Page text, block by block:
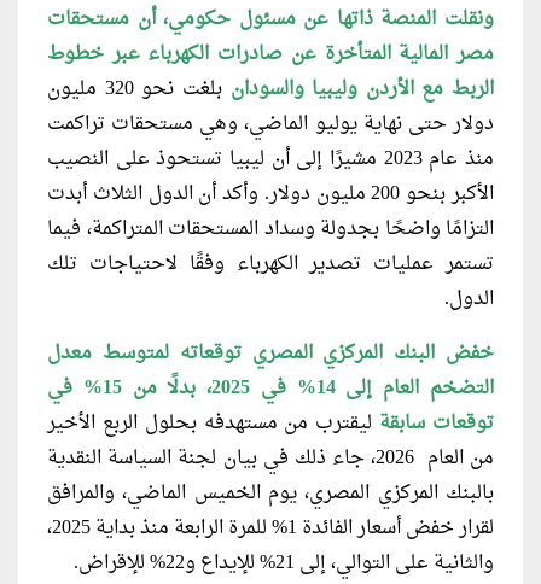
ونقلت المنصة ذاتها عن مسئول حكومي، أن مستحقات
مصر المالية المتأخرة عن صادرات الكهرباء عبر خطوط
الربط مع الأردن وليبيا والسودان
بلغت نحو 320 مليون
دولار حتى نهاية يوليو الماضي، وهي مستحقات تراكمت
منذ عام 2023 مشيرًا إلى أن ليبيا تستحوذ على النصيب
الأكبر بنحو 200 مليون دولار. وأكد أن الدول الثلاث أبدت
التزامًا واضحًا بجدولة وسداد المستحقات المتراكمة، فيما
تستمر عمليات تصدير الكهرباء وفقًا لاحتياجات تلك
الدول.
خفض البنك المركزي المصري توقعاته لمتوسط معدل
التضخم العام إلى 14% في 2025، بدلًا من 15% في
توقعات سابقة ليقترب من مستهدفه بحلول الربع الأخير
من العام 2026، جاء ذلك في بيان لجنة السياسة النقدية
بالبنك المركزي المصري، يوم الخميس الماضي، والمرافق
لقرار خفض أسعار الفائدة 1% للمرة الرابعة منذ بداية 2025،
والثانية على التوالي، إلى 21% للإيداع و22% للإقراض.